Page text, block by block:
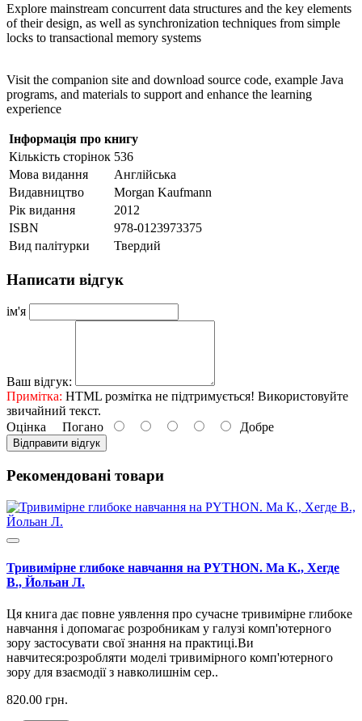
Explore mainstream concurrent data structures and the key elements
of their design, as well as synchronization techniques from simple
locks to transactional memory systems
Visit the companion site and download source code, example Java
programs, and materials to support and enhance the learning
experience
Інформація про книгу
Кількість сторінок 536
Мова видання
Англійська
Видавництво
Morgan Kaufmann
Рік видання
2012
ISBN
978-0123973375
Вид палітурки
Твердий
Написати відгук
ім'я
Ваш відгук:
Примітка: HTML розмітка не підтримується! Використовуйте
звичайний текст.
Оцінка Погано Добре
Відправити відгук
Рекомендовані товари
Тривимірне глибоке навчання на PYTHON. Ма К., Хегде
В., Йольан Л.
Ця книга дає повне уявлення про сучасне тривимірне глибоке
навчання і допомагає розробникам у галузі комп'ютерного
зору застосувати свої знання на практиці.Ви
навчитеся:розробляти моделі тривимірного комп'ютерного
зору для взаємодії з навколишнім сер..
820.00 грн.